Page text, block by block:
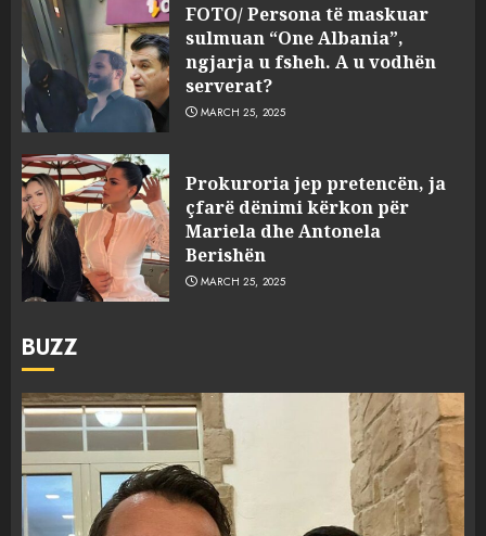
FOTO/ Persona të maskuar
sulmuan “One Albania”,
ngjarja u fsheh. A u vodhën
serverat?
MARCH 25, 2025
Prokuroria jep pretencën, ja
çfarë dënimi kërkon për
Mariela dhe Antonela
Berishën
MARCH 25, 2025
BUZZ